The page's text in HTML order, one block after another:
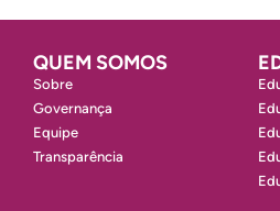
QUEM SOMOS
Sobre
Governança
Equipe
Transparência